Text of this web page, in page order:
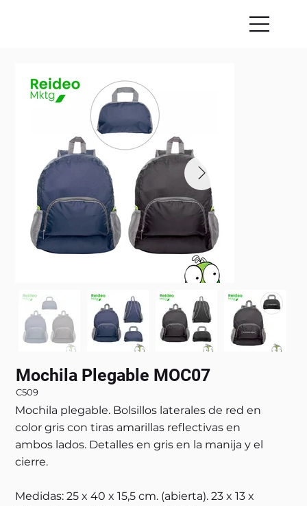
Mochila Plegable MOC07
C509
Mochila plegable. Bolsillos laterales de red en
color gris con tiras amarillas reflectivas en
ambos lados. Detalles en gris en la manija y el
cierre.
Medidas: 25 x 40 x 15,5 cm. (abierta). 23 x 13 x